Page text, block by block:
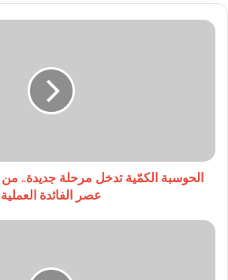
الحوسبة
إلى
عصرالحوسبة الكمّية تدخل مرحلة جديدة.. من
عصر الفائدة العملية
النائب